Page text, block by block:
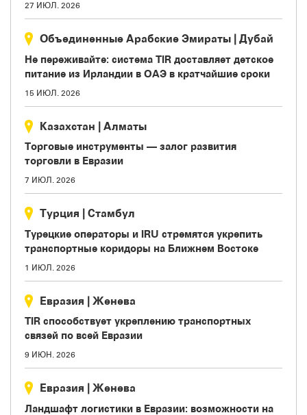
27 ИЮЛ. 2026
Объединенные Арабские Эмираты | Дубай
Не переживайте: система TIR доставляет детское
питание из Ирландии в ОАЭ в кратчайшие сроки
15 ИЮЛ. 2026
Казахстан | Aлматы
Торговые инструменты — залог развития
торговли в Евразии
7 ИЮЛ. 2026
Турция | Стамбул
Турецкие операторы и IRU стремятся укрепить
транспортные коридоры на Ближнем Востоке
1 ИЮЛ. 2026
Евразия | Женева
TIR способствует укреплению транспортных
связей по всей Евразии
9 ИЮН. 2026
Евразия | Женева
Ландшафт логистики в Евразии: возможности на